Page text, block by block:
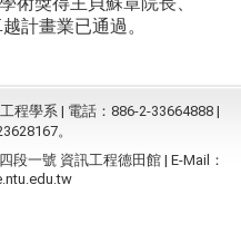
計畫業已通過。
程學系 | 電話：886-2-33664888 |
。
段一號 資訊工程德田館 | E-Mail：